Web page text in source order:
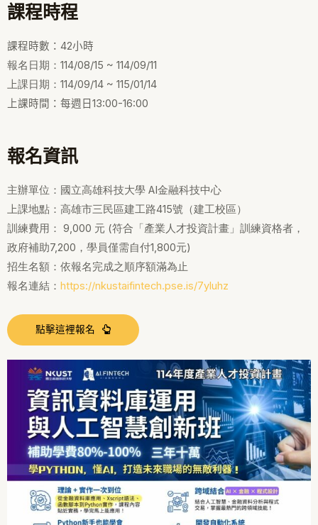
課程時程
課程時數：42小時
報名日期：114/08/15 ~ 114/09/11
上課日期：114/09/14 ~ 115/01/14
上課時間：每週日13:00-16:00
報名資訊
主辦單位：國立高雄科技大學 AI金融科技中心
上課地點：高雄市三民區建工路415號（建工校區）
訓練費用： 9,000 元 (符合「產業人才投資計畫」訓練資格者，
政府補助7,200，學員僅需自付1,800元)
招生名額：依報名完成之順序額滿為止
報名連結： https://nkustaifintech.pse.is/7yluhz
點擊這裡報名